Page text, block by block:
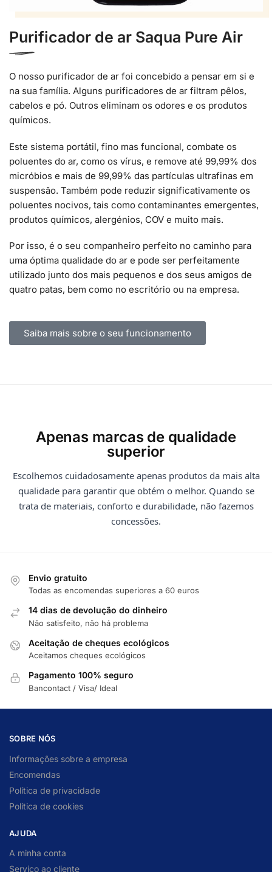
Purificador de ar Saqua Pure Air
O nosso purificador de ar foi concebido a pensar em si e
na sua família. Alguns purificadores de ar filtram pêlos,
cabelos e pó. Outros eliminam os odores e os produtos
químicos.
Este sistema portátil, fino mas funcional, combate os
poluentes do ar, como os vírus, e remove até 99,99% dos
micróbios e mais de 99,99% das partículas ultrafinas em
suspensão. Também pode reduzir significativamente os
poluentes nocivos, tais como contaminantes emergentes,
produtos químicos, alergénios, COV e muito mais.
Por isso, é o seu companheiro perfeito no caminho para
uma óptima qualidade do ar e pode ser perfeitamente
utilizado junto dos mais pequenos e dos seus amigos de
quatro patas, bem como no escritório ou na empresa.
Saiba mais sobre o seu funcionamento
Apenas marcas de qualidade
superior
Escolhemos cuidadosamente apenas produtos da mais alta
qualidade para garantir que obtém o melhor. Quando se
trata de materiais, conforto e durabilidade, não fazemos
concessões.
Envio gratuito
Todas as encomendas superiores a 60 euros
14 dias de devolução do dinheiro
Não satisfeito, não há problema
Aceitação de cheques ecológicos
Aceitamos cheques ecológicos
Pagamento 100% seguro
Bancontact / Visa/ Ideal
SOBRE NÓS
Informações sobre a empresa
Encomendas
Política de privacidade
Política de cookies
AJUDA
A minha conta
Serviço ao cliente